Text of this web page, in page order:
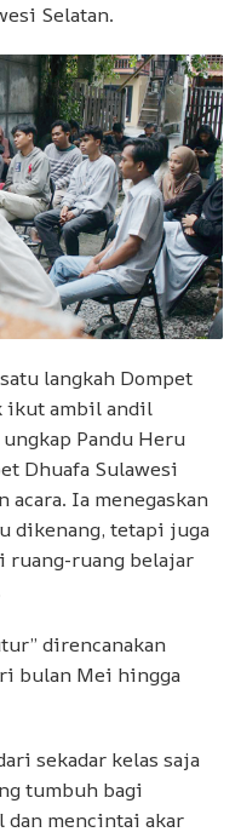
Selatan.
langkah Dompet
ikut ambil andil
Pandu Heru
Dhuafa Sulawesi
acara. Ia menegaskan
dikenang, tetapi juga
ruang-ruang belajar
direncanakan
bulan Mei hingga
sekadar kelas saja
tumbuh bagi
dan mencintai akar